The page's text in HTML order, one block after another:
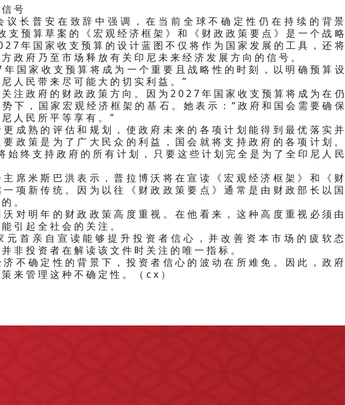
号
议长普安在致辞中强调，在当前全球不确定性仍在持续的背景
预算草案的《宏观经济框架》和《财政政策要点》是一个战略
年国家收支预算的设计蓝图不仅将作为国家发展的工具，还将
政府乃至市场释放有关印尼未来经济发展方向的信号。
国家收支预算将成为一个重要且战略性的时刻，以明确预算设
人民带来尽可能大的切实利益。”
注政府的财政政策方向。因为2027年国家收支预算将成为在仍
下，国家宏观经济框架的基石。她表示：“政府和国会需要确保
人民所平等享有。”
成熟的评估和规划，使政府未来的各项计划能得到最优落实并
政策是为了广大民众的利益，国会就将支持政府的各项计划。
始终支持政府的所有计划，只要这些计划完全是为了全印尼人民
席米斯巴洪表示，普拉博沃将在宣读《宏观经济框架》和《财
项新传统。因为以往《财政政策要点》通常是由财政部长以国
。
对明年的财政政策高度重视。在他看来，这种高度重视必须由
引起全社会的关注。
元首亲自宣读能够提升投资者信心，并改善资本市场的疲软态
非投资者在解读该文件时关注的唯一指标。
不确定性的背景下，投资者信心的波动在所难免。因此，政府
来管理这种不确定性。（cx）